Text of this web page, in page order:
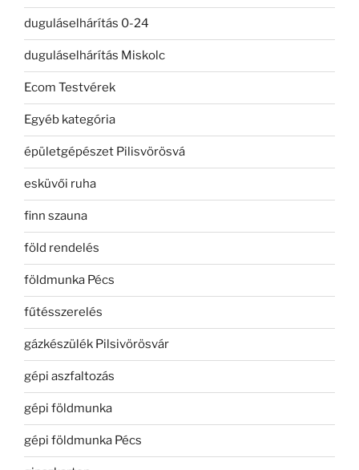
duguláselhárítás 0-24
duguláselhárítás Miskolc
Ecom Testvérek
Egyéb kategória
épületgépészet Pilisvörösvá
esküvői ruha
finn szauna
föld rendelés
földmunka Pécs
fűtésszerelés
gázkészülék Pilsivörösvár
gépi aszfaltozás
gépi földmunka
gépi földmunka Pécs